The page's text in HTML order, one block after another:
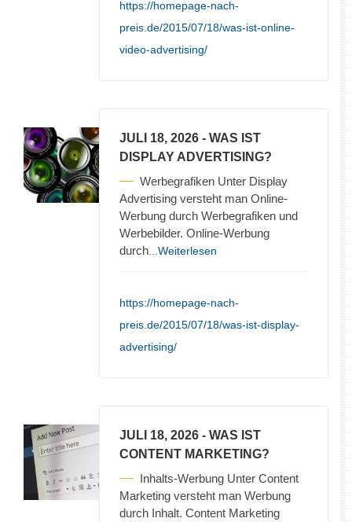
https://homepage-nach-
preis.de/2015/07/18/was-ist-online-
video-advertising/
JULI 18, 2026 - WAS IST
DISPLAY ADVERTISING?
Werbegrafiken Unter Display
Advertising versteht man Online-
Werbung durch Werbegrafiken und
Werbebilder. Online-Werbung
durch ...Weiterlesen
https://homepage-nach-
preis.de/2015/07/18/was-ist-display-
advertising/
JULI 18, 2026 - WAS IST
CONTENT MARKETING?
Inhalts-Werbung Unter Content
Marketing versteht man Werbung
durch Inhalt. Content Marketing